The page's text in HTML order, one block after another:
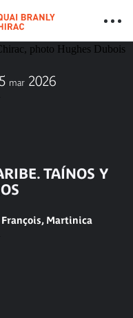
mar 2026
TAÍNOS Y
Martinica